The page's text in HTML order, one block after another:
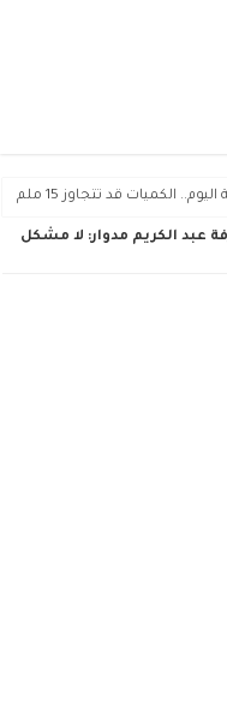
عبد الكريم مدوار: لا مشكل